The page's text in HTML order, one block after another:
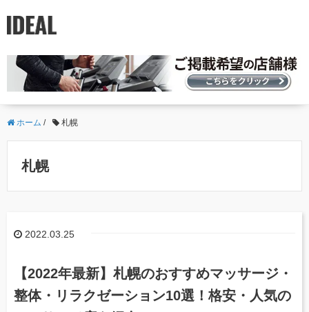
ホーム / 札幌
札幌
2022.03.25
【2022年最新】札幌のおすすめマッサージ・
整体・リラクゼーション10選！格安・人気の